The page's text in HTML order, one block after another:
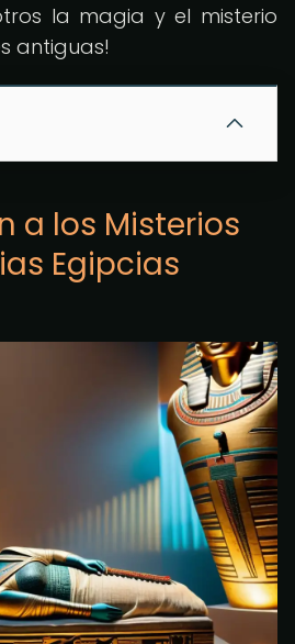
la magia y el misterio
antiguas!
a los Misterios
Egipcias